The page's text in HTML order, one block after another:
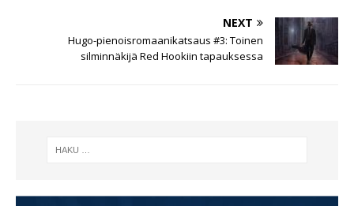
NEXT
Hugo-pienoisromaanikatsaus #3: Toinen
silminnäkijä Red Hookiin tapauksessa